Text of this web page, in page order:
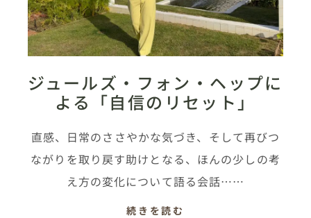
ジュールズ・フォン・ヘップに
よる「自信のリセット」
直感、日常のささやかな気づき、そして再びつ
ながりを取り戻す助けとなる、ほんの少しの考
え方の変化について語る会話……
続きを読む